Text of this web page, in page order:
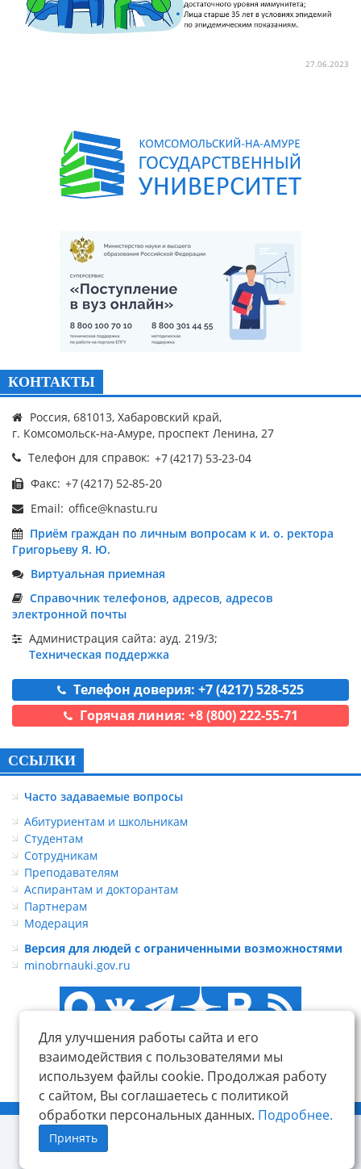
27.06.2023
Для улучшения работы сайта и его
взаимодействия с пользователями мы
используем файлы cookie. Продолжая работу
с сайтом, Вы соглашаетесь с политикой
обработки персональных данных. Подробнее.
Принять
КОНТАКТЫ
Россия, 681013, Хабаровский край,
г. Комсомольск-на-Амуре, проспект Ленина, 27
Телефон для справок:
Факс:
Email:
Приём граждан по личным вопросам к и. о. ректора
Григорьеву Я. Ю.
Виртуальная приемная
Справочник телефонов, адресов, адресов
электронной почты
Администрация сайта: ауд. 219/3;
Техническая поддержка
Телефон доверия: +7 (4217) 528-525
Горячая линия: +8 (800) 222-55-71
ССЫЛКИ
Часто задаваемые вопросы
Абитуриентам и школьникам
Студентам
Сотрудникам
Преподавателям
Аспирантам и докторантам
Партнерам
Модерация
Версия для людей с ограниченными возможностями
minobrnauki.gov.ru
© ФГБОУ ВО «КнАГУ», 2014-2026